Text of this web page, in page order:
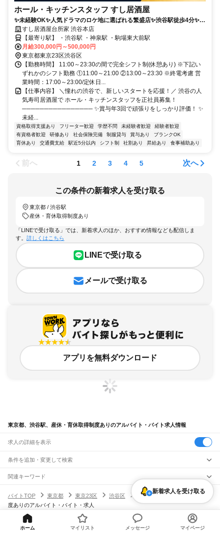
ホール・キッチンスタッフ すし居酒屋
✨未経験OK✨人気ドラマのロケ地に選ばれる繁盛店✨渋谷駅徒歩4分✨お
いしいまかないあり！✨
すし居酒屋台所家 渋谷本店
【最寄り駅】 ・渋谷駅 ・神泉駅 ・駒場東大前駅
月給300,000円～500,000円
東京都東京23区渋谷区
【勤務時間】 11:00～23:30の間で完全シフト制(休憩あり) ※下記い
ずれかのシフト勤務 ①11:00～21:00 ②13:00～23:30 ※終電考慮 営
業時間：17:00～23:00/定休日...
【仕事内容】 ＼憧れの渋谷で、新しいスタートを応援！／ 渋谷の人
気寿司居酒屋で ホール・キッチンスタッフを正社員募集！
──────────────── ✨賞与年3回で頑張りをしっかり評価！ ✨
未経...
資格取得支援あり フリーター歓迎 学歴不問 未経験者歓迎
経験者歓迎
有資格者歓迎
研修あり 社会保険完備 制服貸与 賞与あり
ブランクOK
育休あり
交通費支給 駅近5分以内 シフト制 社割あり 昇給あり 食事補助あり
前へ 1 2 3 4 5 次へ
この条件の新着求人を受け取る
東京都 / 渋谷駅
産休・育休取得制度あり
「LINEで受け取る」では、新着求人のほか、おすすめ情報なども配信しま
す。 詳しくはこちら
LINEで受け取る
メールで受け取る
アプリを無料ダウンロード
東京都、渋谷駅、産休・育休取得制度ありのアルバイト・バイト求人情報
求人の詳細を表示
条件を追加・変更して検索
市区町村を追加・変更
東京都すべて
東京23区すべて
千代田区
新宿区 墨田区江東区
大田区
世田谷区
杉並区 荒川区板橋区
葛飾区
江戸川区
駅を追加・変更
東京駅
職種を追加・変更
飲食・フードサービス
飲食・フードサービス
すべて
特徴を追加・変更
関連キーワード
ガチャガチャ犬カフェ
バイトTOP
東京都 東京23区 渋谷区 渋谷駅
産休・育休取得制
度ありのアルバイト・バイト・求人
新着求人を受け取る
ヘルプ・お問い合わせ サイトマップ 利用規約・プライバシーポリシー
ホーム マイリスト メッセージ マイページ